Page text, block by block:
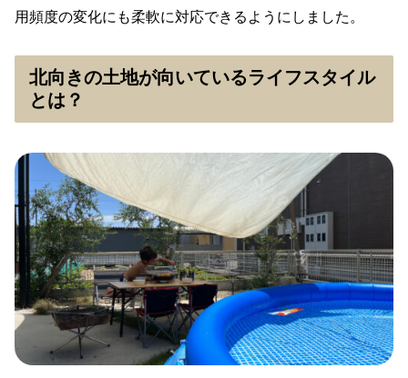
用頻度の変化にも柔軟に対応できるようにしました。
北向きの土地が向いているライフスタイル
とは？